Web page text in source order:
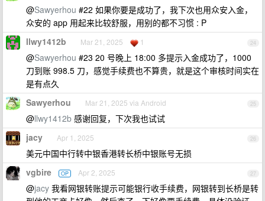
@Sawyerhou #22 如果你要是成功了，我下次也用众安入金，
众安的 app 用起来比较舒服，用别的都不习惯 : P
24
llwy1412b Mar 21, 2025 1
@Sawyerhou #23 20 号晚上 18:00 多提示入金成功了，1000
刀到账 998.5 刀，感觉手续费也不算贵，就是这个审核时间实在
是有点久
25
Sawyerhou Mar 21, 2025 via Android
@llwy1412b 感谢回复，下次我也试试
26
jacy Apr 1, 2025
美元中国中行转中银香港转长桥中银账号无损
27
vgbire OP Apr 2, 2025
@jacy 我看网银转账提示可能银行收手续费，网银转到长桥是转